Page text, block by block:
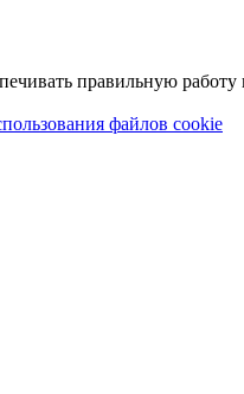
правильную работу
файлов cookie